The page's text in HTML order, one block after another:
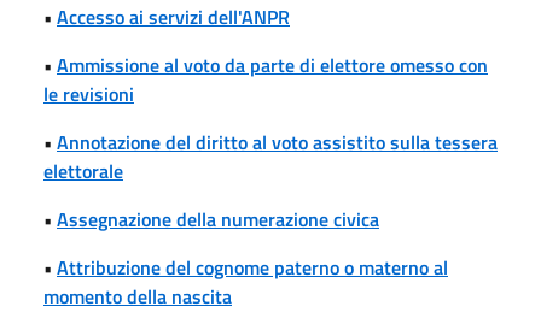
• Accesso ai servizi dell'ANPR
• Ammissione al voto da parte di elettore omesso con
le revisioni
• Annotazione del diritto al voto assistito sulla tessera
elettorale
• Assegnazione della numerazione civica
• Attribuzione del cognome paterno o materno al
momento della nascita